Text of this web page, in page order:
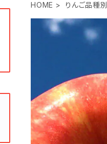
HOME りんご品種別